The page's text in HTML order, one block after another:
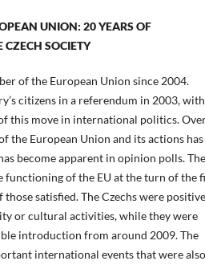
UNION: 20 YEARS OF
CZECH SOCIETY
of the European Union since 2004.
citizens in a referendum in 2003, with
this move in international politics.
the European Union and its actions has
become apparent in opinion polls. The
functioning of the EU at the turn of the
satisfied. The Czechs were
or cultural activities, while they were
introduction from around 2009. The
international events that were also